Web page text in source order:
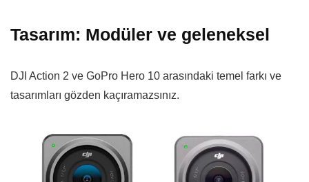
Tasarım: Modüler ve geleneksel
DJI Action 2 ve GoPro Hero 10 arasındaki temel farkı ve
tasarımları gözden kaçıramazsınız.